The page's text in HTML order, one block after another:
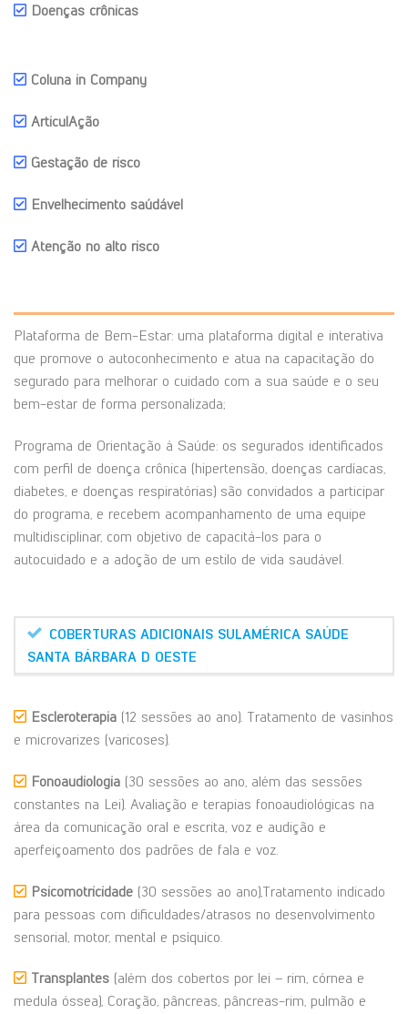
Doenças crônicas
Coluna in Company
ArticulAção
Gestação de risco
Envelhecimento saúdável
Atenção no alto risco
Plataforma de Bem-Estar: uma plataforma digital e interativa
que promove o autoconhecimento e atua na capacitação do
segurado para melhorar o cuidado com a sua saúde e o seu
bem-estar de forma personalizada;
Programa de Orientação à Saúde: os segurados identificados
com perfil de doença crônica (hipertensão, doenças cardíacas,
diabetes, e doenças respiratórias) são convidados a participar
do programa, e recebem acompanhamento de uma equipe
multidisciplinar, com objetivo de capacitá-los para o
autocuidado e a adoção de um estilo de vida saudável.
COBERTURAS ADICIONAIS SULAMÉRICA SAÚDE
SANTA BÁRBARA D OESTE
Escleroterapia (12 sessões ao ano). Tratamento de vasinhos
e microvarizes (varicoses).
Fonoaudiologia (30 sessões ao ano, além das sessões
constantes na Lei). Avaliação e terapias fonoaudiológicas na
área da comunicação oral e escrita, voz e audição e
aperfeiçoamento dos padrões de fala e voz.
Psicomotricidade (30 sessões ao ano),Tratamento indicado
para pessoas com dificuldades/atrasos no desenvolvimento
sensorial, motor, mental e psíquico.
Transplantes (além dos cobertos por lei – rim, córnea e
medula óssea), Coração, pâncreas, pâncreas-rim, pulmão e